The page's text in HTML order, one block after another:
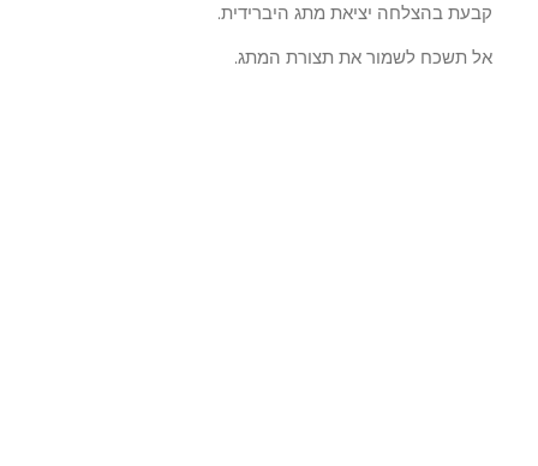
בהצלחה יציאת מתג היברידית.
תשכח לשמור את תצורת המתג.